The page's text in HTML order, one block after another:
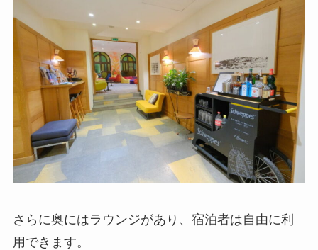
さらに奥にはラウンジがあり、宿泊者は自由に利
用できます。